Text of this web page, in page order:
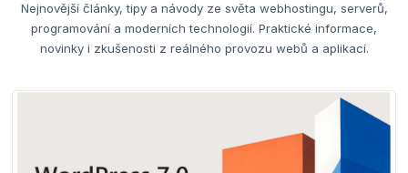
Nejnovější články, tipy a návody ze světa webhostingu, serverů,
programování a moderních technologií. Praktické informace,
novinky i zkušenosti z reálného provozu webů a aplikací.